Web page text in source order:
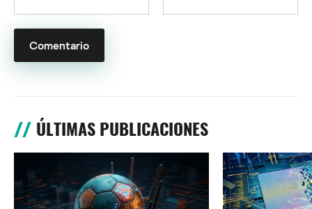
ÚLTIMAS PUBLICACIONES